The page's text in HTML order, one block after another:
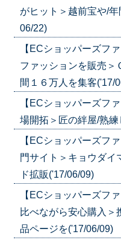
がヒット＞越前宝や/
06/22)
【ECショッパーズフ
ファッションを販売
間１６万人を集客('17/
【ECショッパーズフ
場開拓＞匠の絆屋/熟
【ECショッパーズフ
門サイト＞キョウダイ
ド拡販('17/06/09)
【ECショッパーズフ
比べながら安心購入＞
品ページを('17/06/09)